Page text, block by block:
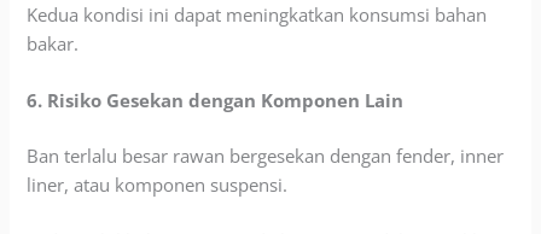
Kedua kondisi ini dapat meningkatkan konsumsi bahan
bakar.
6. Risiko Gesekan dengan Komponen Lain
Ban terlalu besar rawan bergesekan dengan fender, inner
liner, atau komponen suspensi.